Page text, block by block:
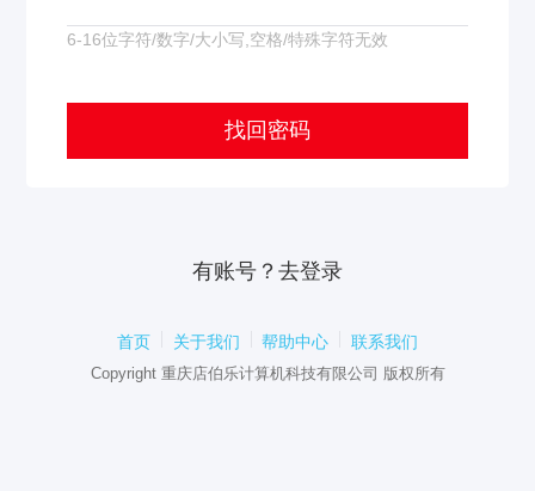
6-16位字符/数字/大小写,空格/特殊字符无效
有账号？去登录
首页 关于我们 帮助中心 联系我们
Copyright 重庆店伯乐计算机科技有限公司 版权所有